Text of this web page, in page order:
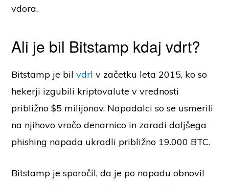
vdora.
Ali je bil Bitstamp kdaj vdrt?
Bitstamp je bilvdrl v začetku leta 2015, ko so
hekerji izgubili kriptovalute v vrednosti
približno $5 milijonov. Napadalci so se usmerili
na njihovo vročo denarnico in zaradi daljšega
phishing napada ukradli približno 19.000 BTC.
Bitstamp je sporočil, da je po napadu obnovil